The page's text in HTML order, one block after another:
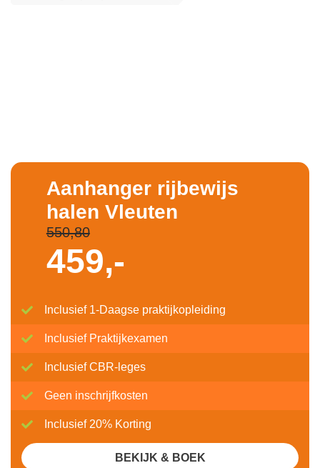
Aanhanger rijbewijs
halen Vleuten
550,80
459,-
Inclusief 1-Daagse praktijkopleiding
Inclusief Praktijkexamen
Inclusief CBR-leges
Geen inschrijfkosten
Inclusief 20% Korting
BEKIJK & BOEK